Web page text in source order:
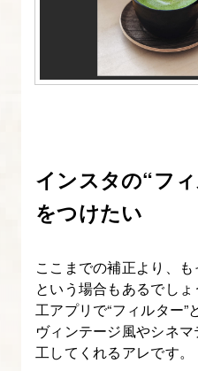
インスタの“フ
をつけたい
ここまでの補正より、
という場合もあるでし
工アプリで“フィルター
ヴィンテージ風やシネ
工してくれるアレです。